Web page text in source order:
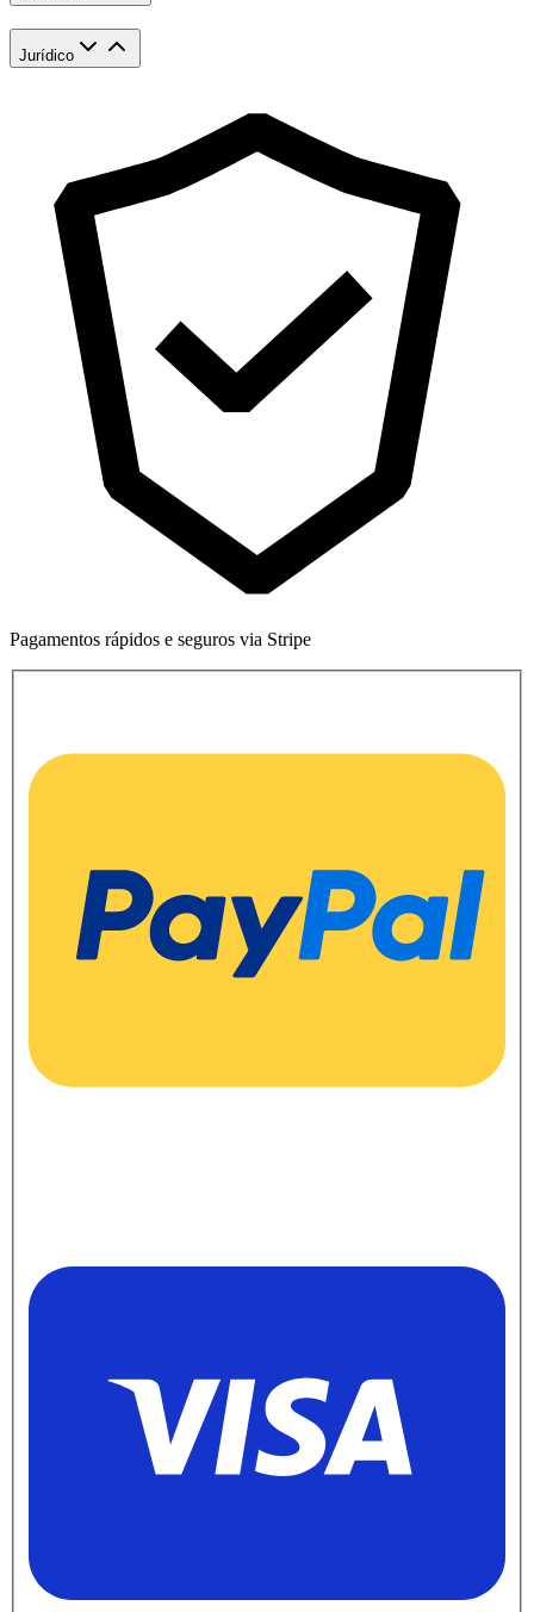
Jurídico
Pagamentos rápidos e seguros via Stripe